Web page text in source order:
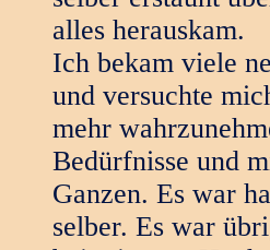
alles herauskam.
Ich bekam viele
und versuchte
mehr
Bedürfnisse und
Ganzen. Es war
selber. Es war